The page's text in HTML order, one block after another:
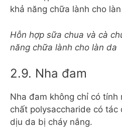
Hỗn hợp sữa chua và cà
năng chữa lành cho làn da
2.9. Nha đam
Nha đam không chỉ có
chất polysaccharide có tác
dịu da bị cháy nắng.